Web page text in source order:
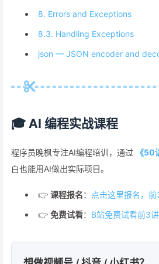
8. Errors and Exceptions
8.3. Handling Exceptions
json — JSON encoder and
🎓 AI 编程实战课程
程序员晚枫专注AI编程培训，通过 《50
白也能用AI做出实际项目。
👉 课程报名：
点击这里报名，
👉 免费试看： B站免费试看前3讲